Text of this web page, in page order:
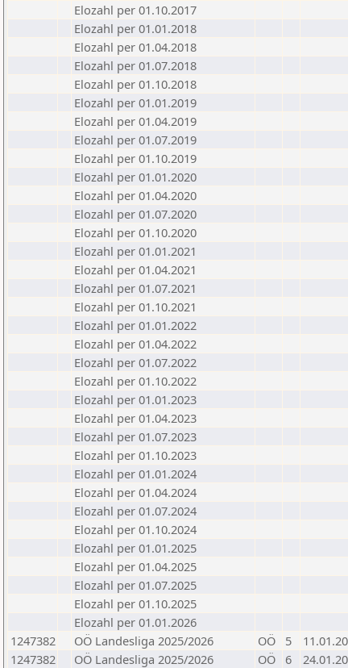
Elozahl per 01.10.2017
Elozahl per 01.01.2018
Elozahl per 01.04.2018
Elozahl per 01.07.2018
Elozahl per 01.10.2018
Elozahl per 01.01.2019
Elozahl per 01.04.2019
Elozahl per 01.07.2019
Elozahl per 01.10.2019
Elozahl per 01.01.2020
Elozahl per 01.04.2020
Elozahl per 01.07.2020
Elozahl per 01.10.2020
Elozahl per 01.01.2021
Elozahl per 01.04.2021
Elozahl per 01.07.2021
Elozahl per 01.10.2021
Elozahl per 01.01.2022
Elozahl per 01.04.2022
Elozahl per 01.07.2022
Elozahl per 01.10.2022
Elozahl per 01.01.2023
Elozahl per 01.04.2023
Elozahl per 01.07.2023
Elozahl per 01.10.2023
Elozahl per 01.01.2024
Elozahl per 01.04.2024
Elozahl per 01.07.2024
Elozahl per 01.10.2024
Elozahl per 01.01.2025
Elozahl per 01.04.2025
Elozahl per 01.07.2025
Elozahl per 01.10.2025
Elozahl per 01.01.2026
1247382
OÖ Landesliga 2025/2026 OÖ 5
1247382
OÖ Landesliga 2025/2026 OÖ 6